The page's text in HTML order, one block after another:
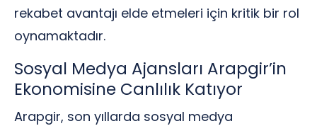
rekabet avantajı elde etmeleri için kritik bir rol
oynamaktadır.
Sosyal Medya Ajansları Arapgir’in
Ekonomisine Canlılık Katıyor
Arapgir, son yıllarda sosyal medya